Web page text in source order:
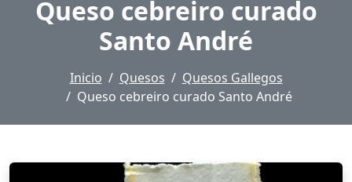
Queso cebreiro curado
Santo André
Inicio Quesos
Quesos Gallegos
Queso cebreiro curado Santo André